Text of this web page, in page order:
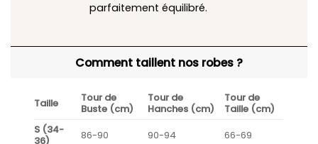
parfaitement équilibré.
Comment taillent nos robes ?
Taille
Tour de
Buste (cm)
Tour de
Hanches (cm)
Tour de
Taille (cm)
S (34-
36)
86-90 90-94
66-69